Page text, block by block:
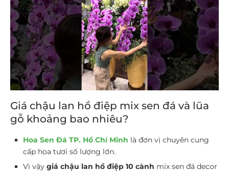
Giá chậu lan hồ điệp mix sen đá và lũa
gỗ khoảng bao nhiêu?
Hoa Sen Đá TP. Hồ Chí Minh là đơn vị chuyên cung
cấp hoa tươi số lượng lớn.
Vì vậy giá chậu lan hồ điệp 10 cành mix sen đá decor